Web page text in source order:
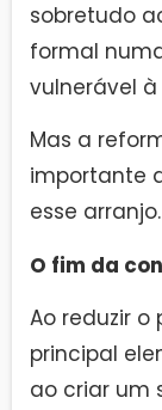
sobretudo
formal
vulnerável
Mas a
importante
esse arranjo.
O fim da
Ao reduzir
principal
ao criar um